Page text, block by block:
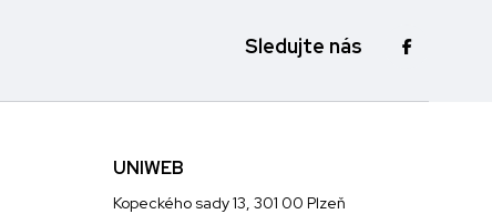
Sledujte nás
UNIWEB
Kopeckého sady 13, 301 00 Plzeň